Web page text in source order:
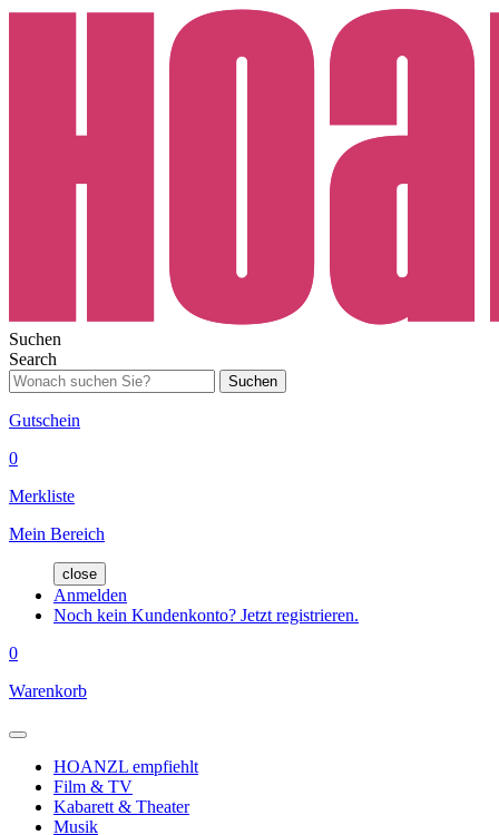
Suchen
Search
Suchen
Gutschein
0
Merkliste
Mein Bereich
close
Anmelden
Noch kein Kundenkonto? Jetzt registrieren.
0
Warenkorb
HOANZL empfiehlt
Film & TV
Kabarett & Theater
Musik